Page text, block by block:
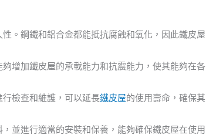
。鋼鐵和鋁合金都能抵抗腐蝕和氧化，因此鐵皮屋
增加鐵皮屋的承載能力和抗震能力，使其能夠在各
檢查和維護，可以延長鐵皮屋的使用壽命，確保其
並進行適當的安裝和保養，能夠確保鐵皮屋在使用